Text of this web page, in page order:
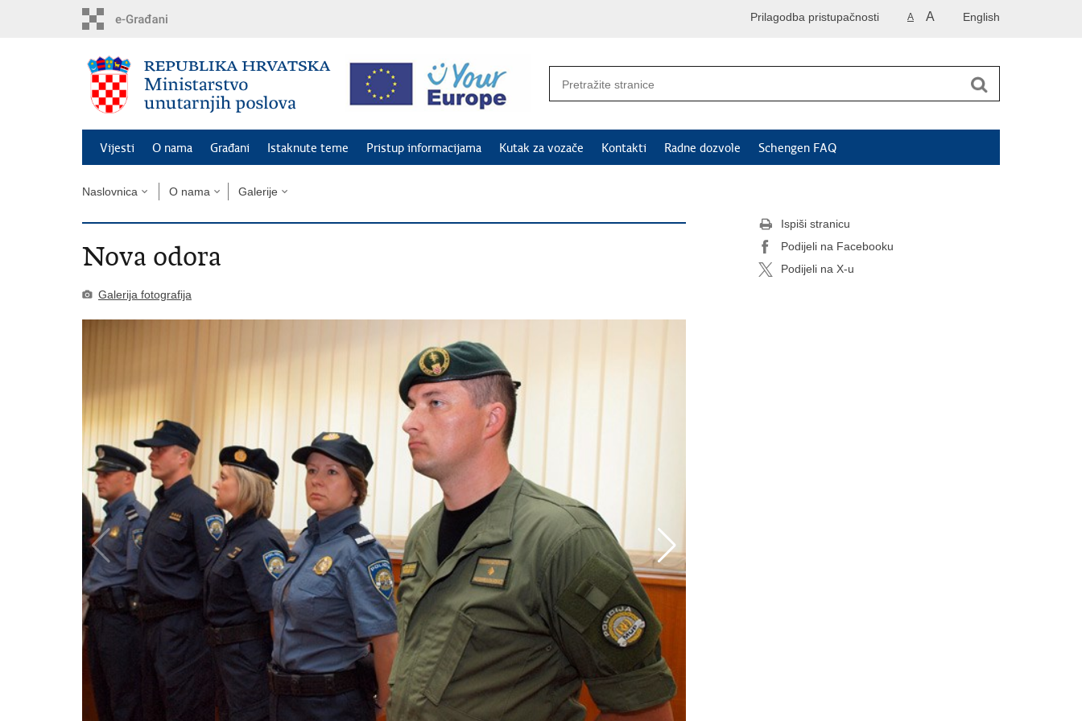
English
A A
Prilagodba pristupačnosti
Vijesti O nama Građani Istaknute teme Pristup informacijama Kutak za vozače Kontakti Radne dozvole Schengen FAQ
Naslovnica O nama Galerije
Nova odora
Galerija fotografija
Ispiši stranicu
Podijeli na Facebooku
Podijeli na X-u